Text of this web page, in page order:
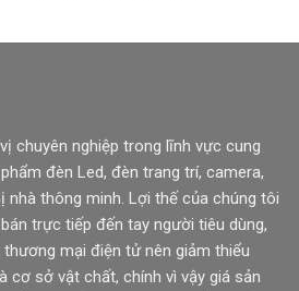
chuyên nghiệp trong lĩnh vực cung
đèn Led, đèn trang trí, camera,
nhà thông minh. Lợi thế của chúng tôi
trực tiếp đến tay người tiêu dùng,
mại điện tử nên giảm thiểu
cơ sở vật chất, chính vì vậy giá sản